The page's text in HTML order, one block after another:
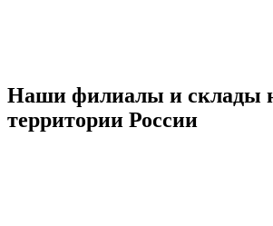
Наши филиалы и склады
территории России